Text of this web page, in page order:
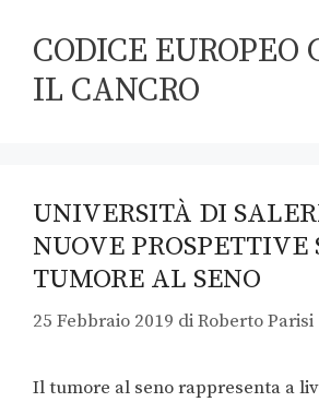
CODICE EUROPEO
IL CANCRO
UNIVERSITÀ DI
NUOVE PROSPETTIVE
TUMORE AL SENO
25 Febbraio 2019 diRoberto Parisi
Il tumore al seno rappresenta a